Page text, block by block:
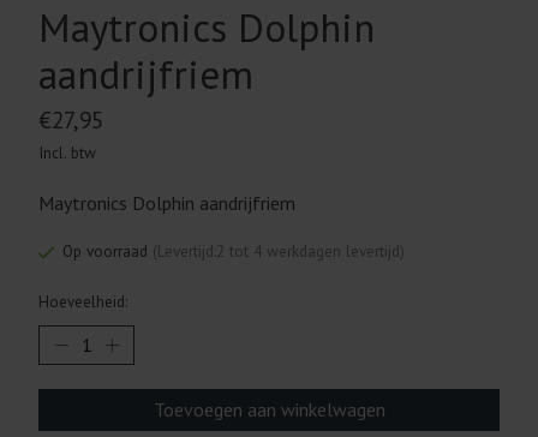
Maytronics Dolphin
aandrijfriem
€27,95
Incl. btw
Maytronics Dolphin aandrijfriem
Op voorraad (Levertijd:2 tot 4 werkdagen levertijd)
Hoeveelheid:
Toevoegen aan winkelwagen